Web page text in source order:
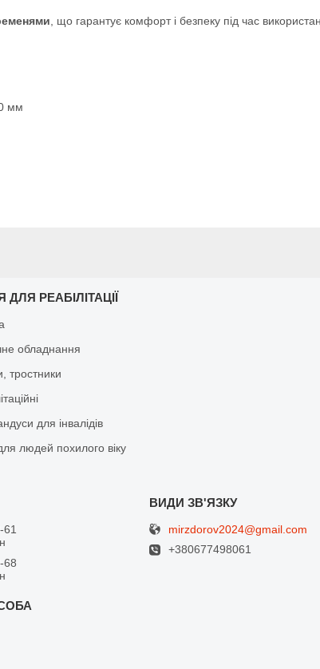
, що гарантує комфорт і безпеку під час
мм
РЕАБІЛІТАЦІЇ
обладнання
тростники
для інвалідів
людей похилого віку
68
mirzdorov2024@gmail.com
+380677498061